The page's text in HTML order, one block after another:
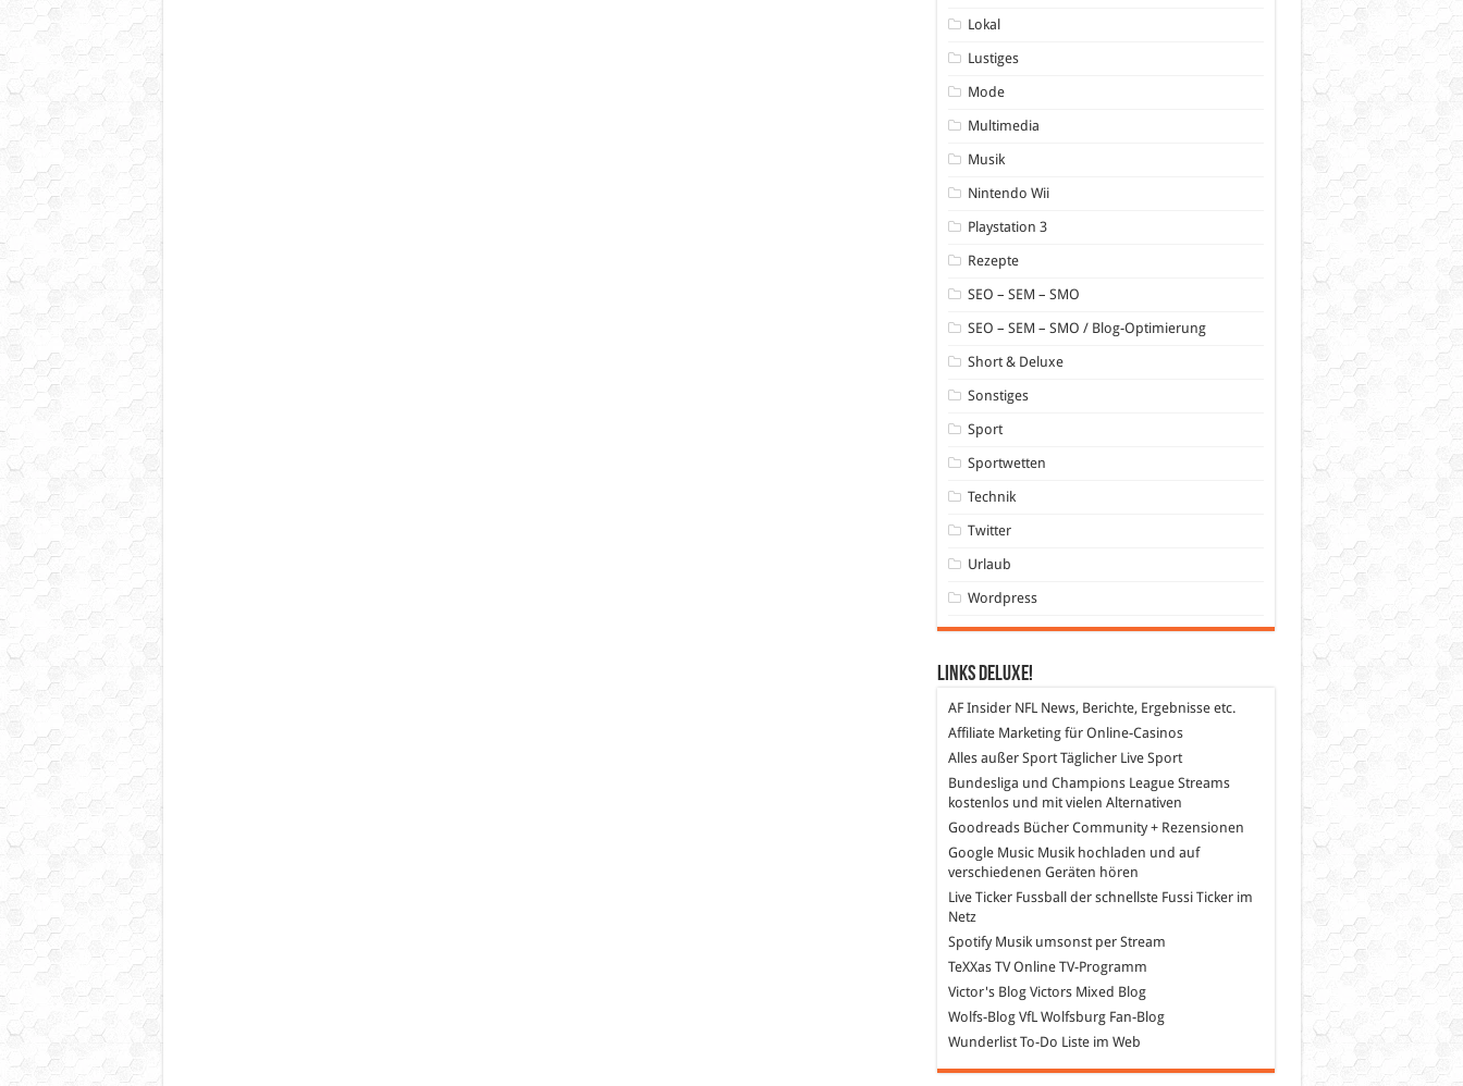
Lokal
Lustiges
Mode
Multimedia
Musik
Nintendo Wii
Playstation 3
Rezepte
SEO – SEM – SMO
SEO – SEM – SMO / Blog-Optimierung
Short & Deluxe
Sonstiges
Sport
Sportwetten
Technik
Twitter
Urlaub
Wordpress
Links DeLuXe!
AF InsiderNFL News, Berichte, Ergebnisse etc.
Affiliate Marketingfür Online-Casinos
Alles außer SportTäglicher Live Sport
Bundesliga und Champions League Streams
kostenlos und mit vielen Alternativen
GoodreadsBücher Community + Rezensionen
Google MusicMusik hochladen und auf
verschiedenen Geräten hören
Live Ticker Fussball
der schnellste Fussi Ticker im
Netz
SpotifyMusik umsonst per Stream
TeXXas TVOnline TV-Programm
Victor's BlogVictors Mixed Blog
Wolfs-BlogVfL Wolfsburg Fan-Blog
WunderlistTo-Do Liste im Web